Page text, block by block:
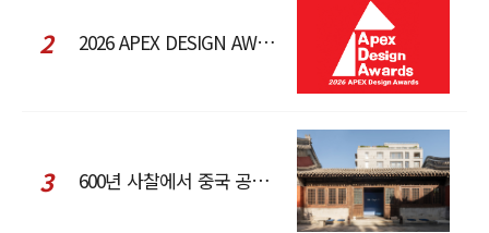
2 2026 APEX DESIGN AWARDS
3 600년 사찰에서 중국 공예와 현대 패션을 직조한 ZARA x Fanglu Lin Pop-Up